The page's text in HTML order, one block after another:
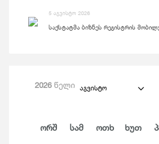
5 აგვისტო 2026
საქსტატმა ბიზნეს რეგისტრის
2026წელი აგვისტო
Ორშ Სამ Ოთხ Ხუთ